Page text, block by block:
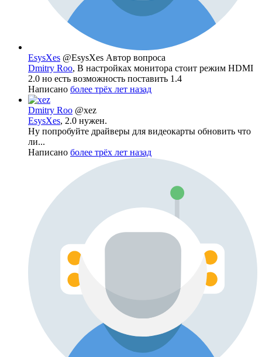
EsysXes @EsysXes Автор вопроса
Dmitry Roo, В настройках монитора стоит режим HDMI
2.0 но есть возможность поставить 1.4
Написано более трёх лет назад
Dmitry Roo @xez
EsysXes, 2.0 нужен.
Ну попробуйте драйверы для видеокарты обновить что
ли...
Написано более трёх лет назад